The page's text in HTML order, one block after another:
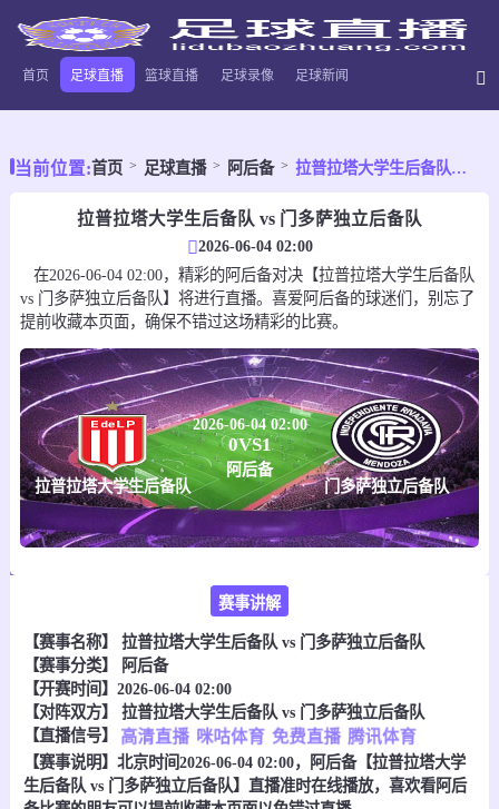
首页 足球直播 篮球直播 足球录像 足球新闻
当前位置:首页 足球直播 阿后备 拉普拉塔大学生后备队VS门多萨独立后备队
拉普拉塔大学生后备队 vs 门多萨独立后备队
2026-06-04 02:00
在2026-06-04 02:00，精彩的阿后备对决【拉普拉塔大学生后备队
vs 门多萨独立后备队】将进行直播。喜爱阿后备的球迷们，别忘了
提前收藏本页面，确保不错过这场精彩的比赛。
拉普拉塔大学生后备队
2026-06-04 02:00
0VS1
阿后备
门多萨独立后备队
赛事讲解
【赛事名称】 拉普拉塔大学生后备队 vs 门多萨独立后备队
【赛事分类】
阿后备
【开赛时间】2026-06-04 02:00
【对阵双方】 拉普拉塔大学生后备队 vs 门多萨独立后备队
【直播信号】
高清直播 咪咕体育 免费直播 腾讯体育
【赛事说明】北京时间2026-06-04 02:00，阿后备【拉普拉塔大学
生后备队 vs 门多萨独立后备队】直播准时在线播放，喜欢看阿后